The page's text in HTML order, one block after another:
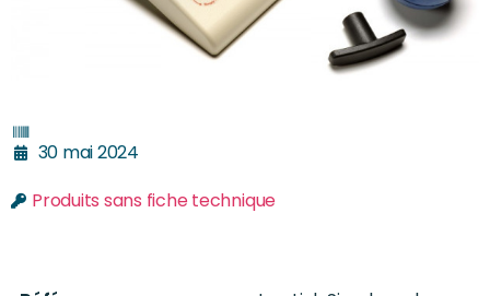
30 mai 2024
Produits sans fiche technique